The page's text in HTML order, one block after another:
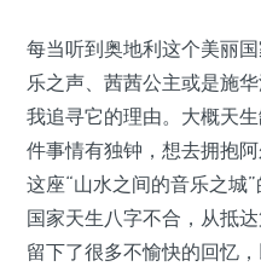
每当听到奥地利这个美丽
乐之声、茜茜公主或是施
我追寻它的理由。大概天
件事情有独钟，想去拥抱
这座“山水之间的音乐之城
国家天生八字不合，从抵
留下了很多不愉快的回忆